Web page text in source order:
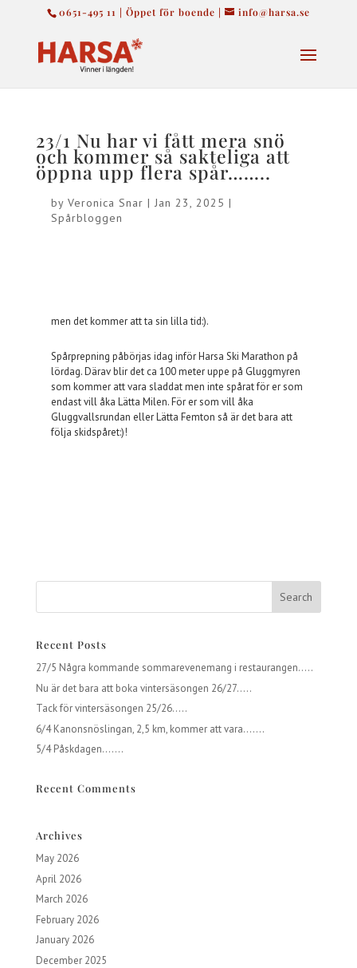
0651-495 11 | Öppet för boende | info@harsa.se
23/1 Nu har vi fått mera snö
och kommer så sakteliga att
öppna upp flera spår……..
by Veronica Snar | Jan 23, 2025 |
Spårbloggen
men det kommer att ta sin lilla tid:).
Spårprepning påbörjas idag inför Harsa Ski Marathon på
lördag. Därav blir det ca 100 meter uppe på Gluggmyren
som kommer att vara sladdat men inte spårat för er som
endast vill åka Lätta Milen. För er som vill åka
Gluggvallsrundan eller Lätta Femton så är det bara att
följa skidspåret:)!
Recent Posts
27/5 Några kommande sommarevenemang i restaurangen…..
Nu är det bara att boka vintersäsongen 26/27…..
Tack för vintersäsongen 25/26…..
6/4 Kanonsnöslingan, 2,5 km, kommer att vara…….
5/4 Påskdagen…….
Recent Comments
Archives
May 2026
April 2026
March 2026
February 2026
January 2026
December 2025